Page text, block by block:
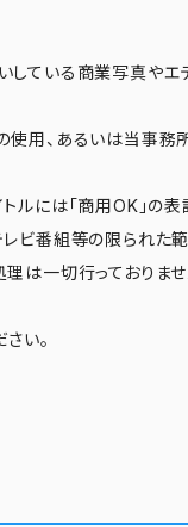
している商業写真や
使用、あるいは当事
ルには「商用OK」の表
レビ番組等の限られた
は一切行っておりま
い。